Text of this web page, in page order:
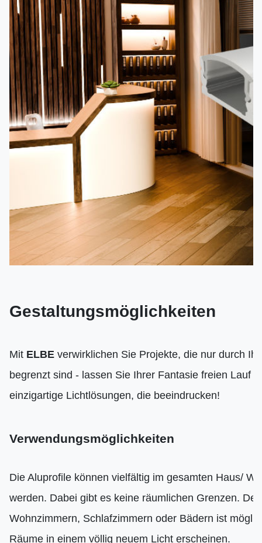
Gestaltungsmöglichkeiten
Mit ELBE verwirklichen Sie Projekte, die nur durch
begrenzt sind - lassen Sie Ihrer Fantasie freien Lauf
einzigartige Lichtlösungen, die beeindrucken!
Verwendungsmöglichkeiten
Die Aluprofile können vielfältig im gesamten Haus/
werden. Dabei gibt es keine räumlichen Grenzen.
Wohnzimmern, Schlafzimmern oder Bädern ist
Räume in einem völlig neuem Licht erscheinen.